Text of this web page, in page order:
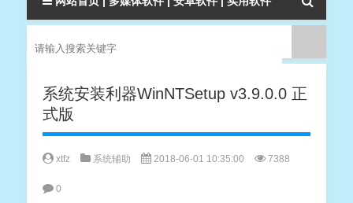
系统安装利器WinNTSetup v3.9.0.0 正
式版
xtfz 系统辅助 2018-06-01 10:35:00 7388
0